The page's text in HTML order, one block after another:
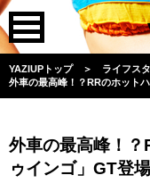
YAZIUPトップ ＞ ライフス
外車の最高峰！？RRのホット
外車の最高峰！？
ゥインゴ」GT登場